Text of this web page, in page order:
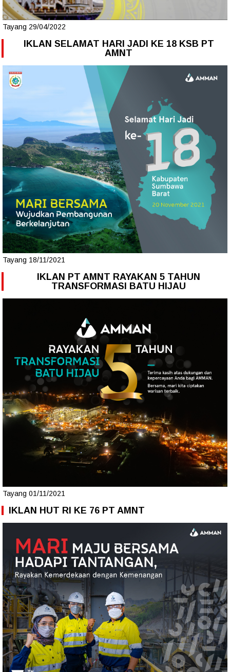
Tayang 29/04/2022
IKLAN SELAMAT HARI JADI KE 18 KSB PT
AMNT
Tayang 18/11/2021
IKLAN PT AMNT RAYAKAN 5 TAHUN
TRANSFORMASI BATU HIJAU
Tayang 01/11/2021
IKLAN HUT RI KE 76 PT AMNT